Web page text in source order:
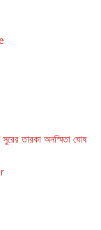
তারকা অনস্মিতা ঘোষ